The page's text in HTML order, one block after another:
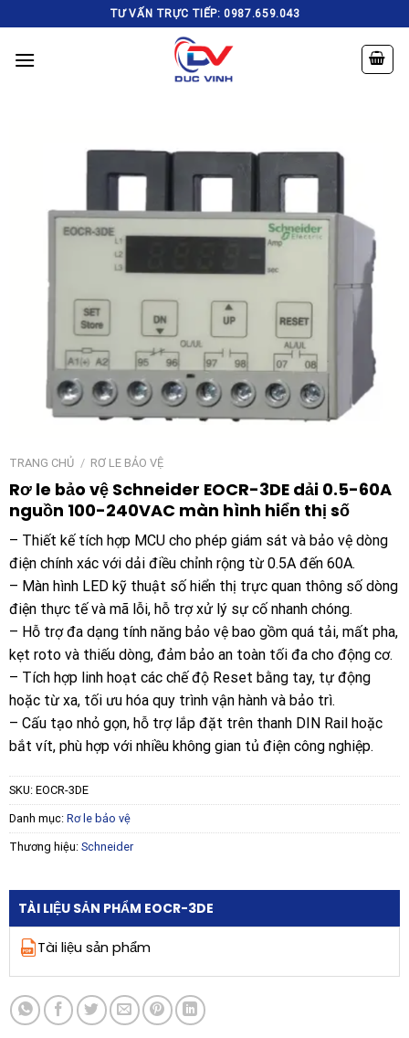
to
content
TƯ VẤN TRỰC TIẾP: 0987.659.043
TRANG CHỦ / RƠ LE BẢO VỆ
Rơ le bảo vệ Schneider EOCR-3DE dải 0.5-60A
nguồn 100-240VAC màn hình hiển thị số
– Thiết kế tích hợp MCU cho phép giám sát và bảo vệ dòng
điện chính xác với dải điều chỉnh rộng từ 0.5A đến 60A.
– Màn hình LED kỹ thuật số hiển thị trực quan thông số dòng
điện thực tế và mã lỗi, hỗ trợ xử lý sự cố nhanh chóng.
– Hỗ trợ đa dạng tính năng bảo vệ bao gồm quá tải, mất pha,
kẹt roto và thiếu dòng, đảm bảo an toàn tối đa cho động cơ.
– Tích hợp linh hoạt các chế độ Reset bằng tay, tự động
hoặc từ xa, tối ưu hóa quy trình vận hành và bảo trì.
– Cấu tạo nhỏ gọn, hỗ trợ lắp đặt trên thanh DIN Rail hoặc
bắt vít, phù hợp với nhiều không gian tủ điện công nghiệp.
SKU: EOCR-3DE
Danh mục: Rơ le bảo vệ
Thương hiệu: Schneider
TÀI LIỆU SẢN PHẨM EOCR-3DE
Tài liệu sản phẩm